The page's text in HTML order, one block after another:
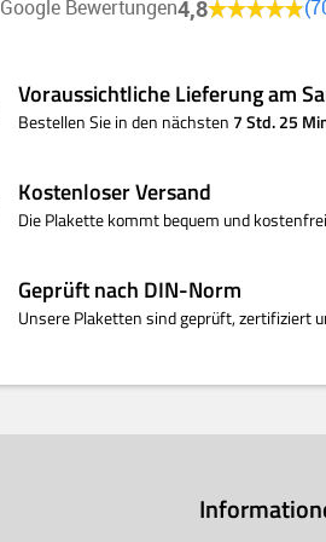
Google Bewertungen4,8
Voraussichtliche Lieferung am
Bestellen Siein den nächsten 7 Std. 25
KostenloserVersand
Die Plakette kommt bequem und
Geprüft nach DIN-Norm
Unsere Plaketten sind geprüft, zertifiziert